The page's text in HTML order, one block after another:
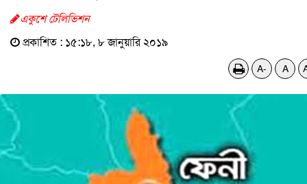
একুশে টেলিভিশন
প্রকাশিত : ১৫:১৮, ৮ জানুয়ারি ২০১৯
A- A